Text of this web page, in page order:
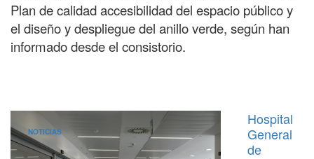
Plan de calidad accesibilidad del espacio público y
el diseño y despliegue del anillo verde, según han
informado desde el consistorio.
NOTICIAS
Hospital
General
de